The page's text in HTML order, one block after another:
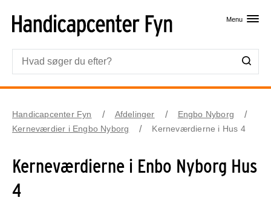
Menu
Handicapcenter Fyn Afdelinger
Engbo Nyborg
Kerneværdier i Engbo Nyborg
Kerneværdierne i Hus 4
Kerneværdierne i Enbo Nyborg Hus
4